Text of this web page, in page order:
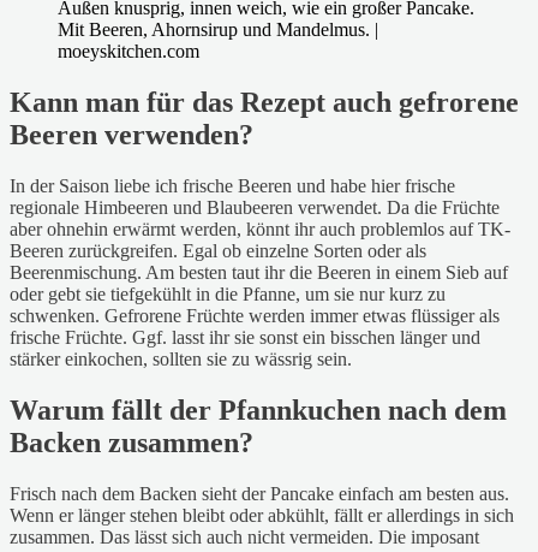
Kann man für das Rezept auch gefrorene
Beeren verwenden?
In der Saison liebe ich frische Beeren und habe hier frische
regionale Himbeeren und Blaubeeren verwendet. Da die Früchte
aber ohnehin erwärmt werden, könnt ihr auch problemlos auf TK-
Beeren zurückgreifen. Egal ob einzelne Sorten oder als
Beerenmischung. Am besten taut ihr die Beeren in einem Sieb auf
oder gebt sie tiefgekühlt in die Pfanne, um sie nur kurz zu
schwenken. Gefrorene Früchte werden immer etwas flüssiger als
frische Früchte. Ggf. lasst ihr sie sonst ein bisschen länger und
stärker einkochen, sollten sie zu wässrig sein.
Warum fällt der Pfannkuchen nach dem
Backen zusammen?
Frisch nach dem Backen sieht der Pancake einfach am besten aus.
Wenn er länger stehen bleibt oder abkühlt, fällt er allerdings in sich
zusammen. Das lässt sich auch nicht vermeiden. Die imposant